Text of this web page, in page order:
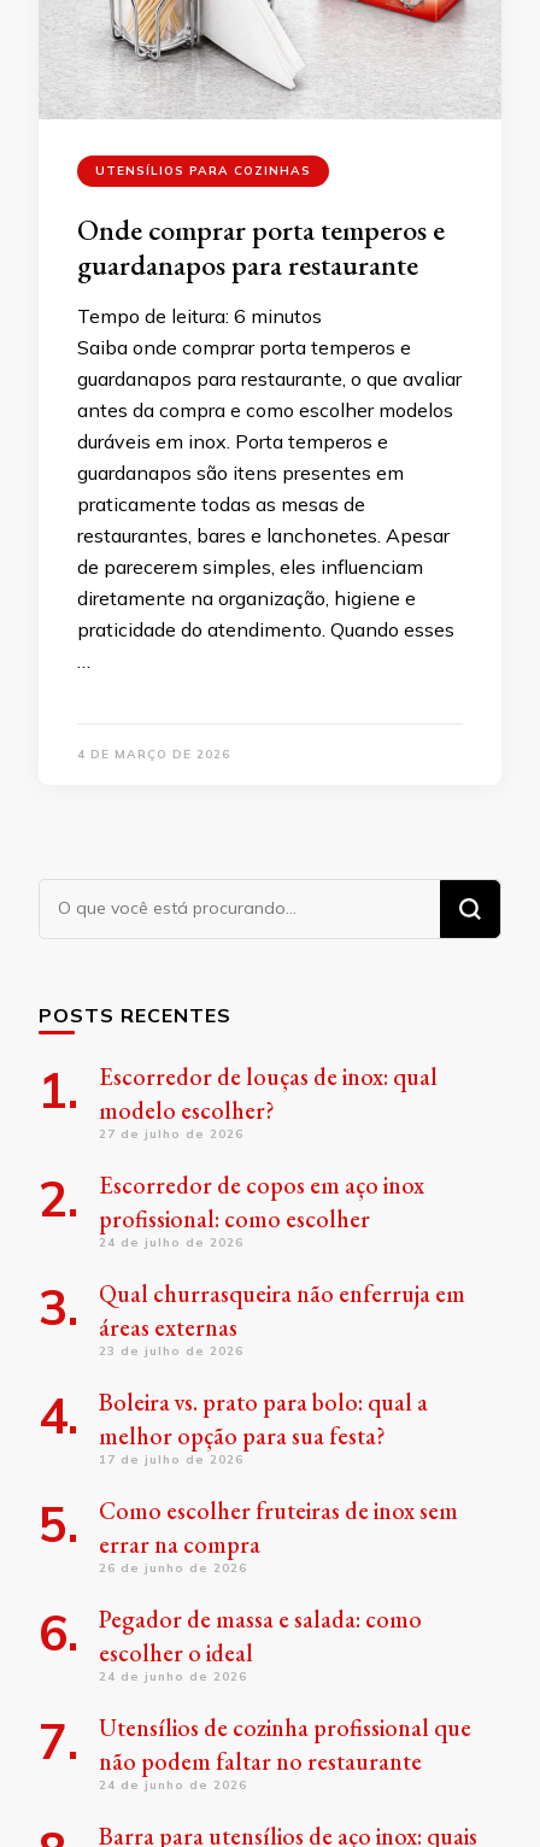
UTENSÍLIOS PARA COZINHAS
Onde comprar porta temperos e
guardanapos para restaurante
Tempo de leitura: 6 minutos
Saiba onde comprar porta temperos e
guardanapos para restaurante, o que avaliar
antes da compra e como escolher modelos
duráveis em inox. Porta temperos e
guardanapos são itens presentes em
praticamente todas as mesas de
restaurantes, bares e lanchonetes. Apesar
de parecerem simples, eles influenciam
diretamente na organização, higiene e
praticidade do atendimento. Quando esses
…
4 DE MARÇO DE 2026
Procurando
algo?
POSTS RECENTES
Escorredor de louças de inox: qual
modelo escolher?
27 de julho de 2026
Escorredor de copos em aço inox
profissional: como escolher
24 de julho de 2026
Qual churrasqueira não enferruja em
áreas externas
23 de julho de 2026
Boleira vs. prato para bolo: qual a
melhor opção para sua festa?
17 de julho de 2026
Como escolher fruteiras de inox sem
errar na compra
26 de junho de 2026
Pegador de massa e salada: como
escolher o ideal
24 de junho de 2026
Utensílios de cozinha profissional que
não podem faltar no restaurante
24 de junho de 2026
Barra para utensílios de aço inox: quais